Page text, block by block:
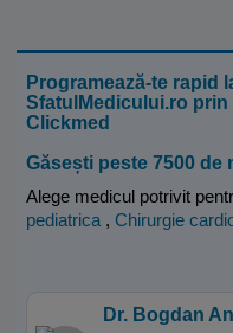
Programează-te rapid
SfatulMedicului.ro
Clickmed
Găsești peste 7500
Alege medicul potrivit
pediatrica , Chirurgie
Dr. Bogdan